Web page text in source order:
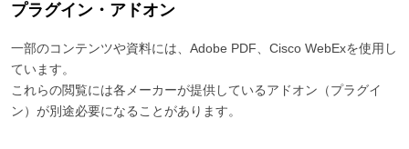
プラグイン・アドオン
一部のコンテンツや資料には、Adobe PDF、Cisco WebExを使用し
ています。
これらの閲覧には各メーカーが提供しているアドオン（プラグイ
ン）が別途必要になることがあります。